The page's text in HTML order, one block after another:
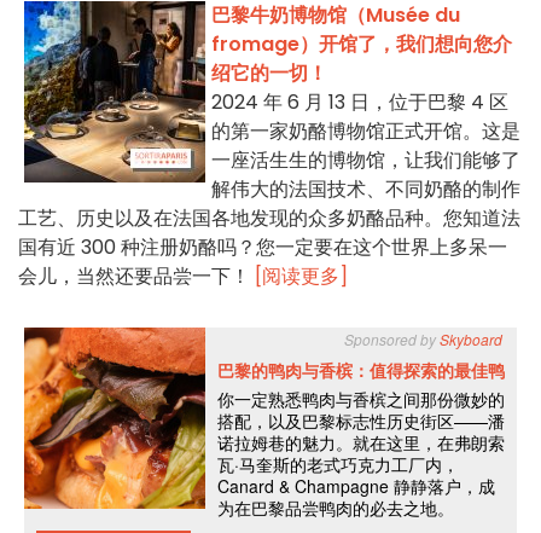
巴黎牛奶博物馆（Musée du
fromage）开馆了，我们想向您介
绍它的一切！
2024 年 6 月 13 日，位于巴黎 4 区
的第一家奶酪博物馆正式开馆。这是
一座活生生的博物馆，让我们能够了
解伟大的法国技术、不同奶酪的制作
工艺、历史以及在法国各地发现的众多奶酪品种。您知道法
国有近 300 种注册奶酪吗？您一定要在这个世界上多呆一
会儿，当然还要品尝一下！
[阅读更多]